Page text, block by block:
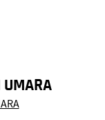
UMARA